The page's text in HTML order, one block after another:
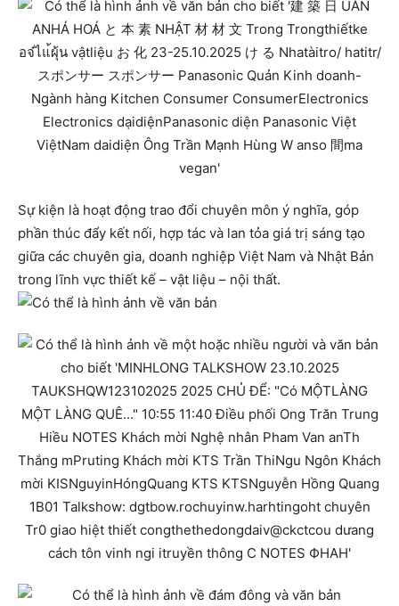
Sự kiện là hoạt động trao đổi chuyên môn ý nghĩa, góp
phần thúc đẩy kết nối, hợp tác và lan tỏa giá trị sáng tạo
giữa các chuyên gia, doanh nghiệp Việt Nam và Nhật Bản
trong lĩnh vực thiết kế – vật liệu – nội thất.